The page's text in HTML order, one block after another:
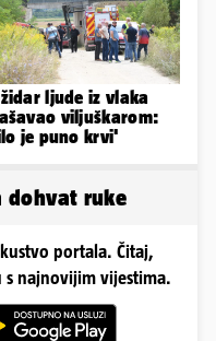
ljude iz vlaka
viljuškarom:
je puno krvi'
dohvat ruke
portala. Čitaj,
najnovijim vijestima.